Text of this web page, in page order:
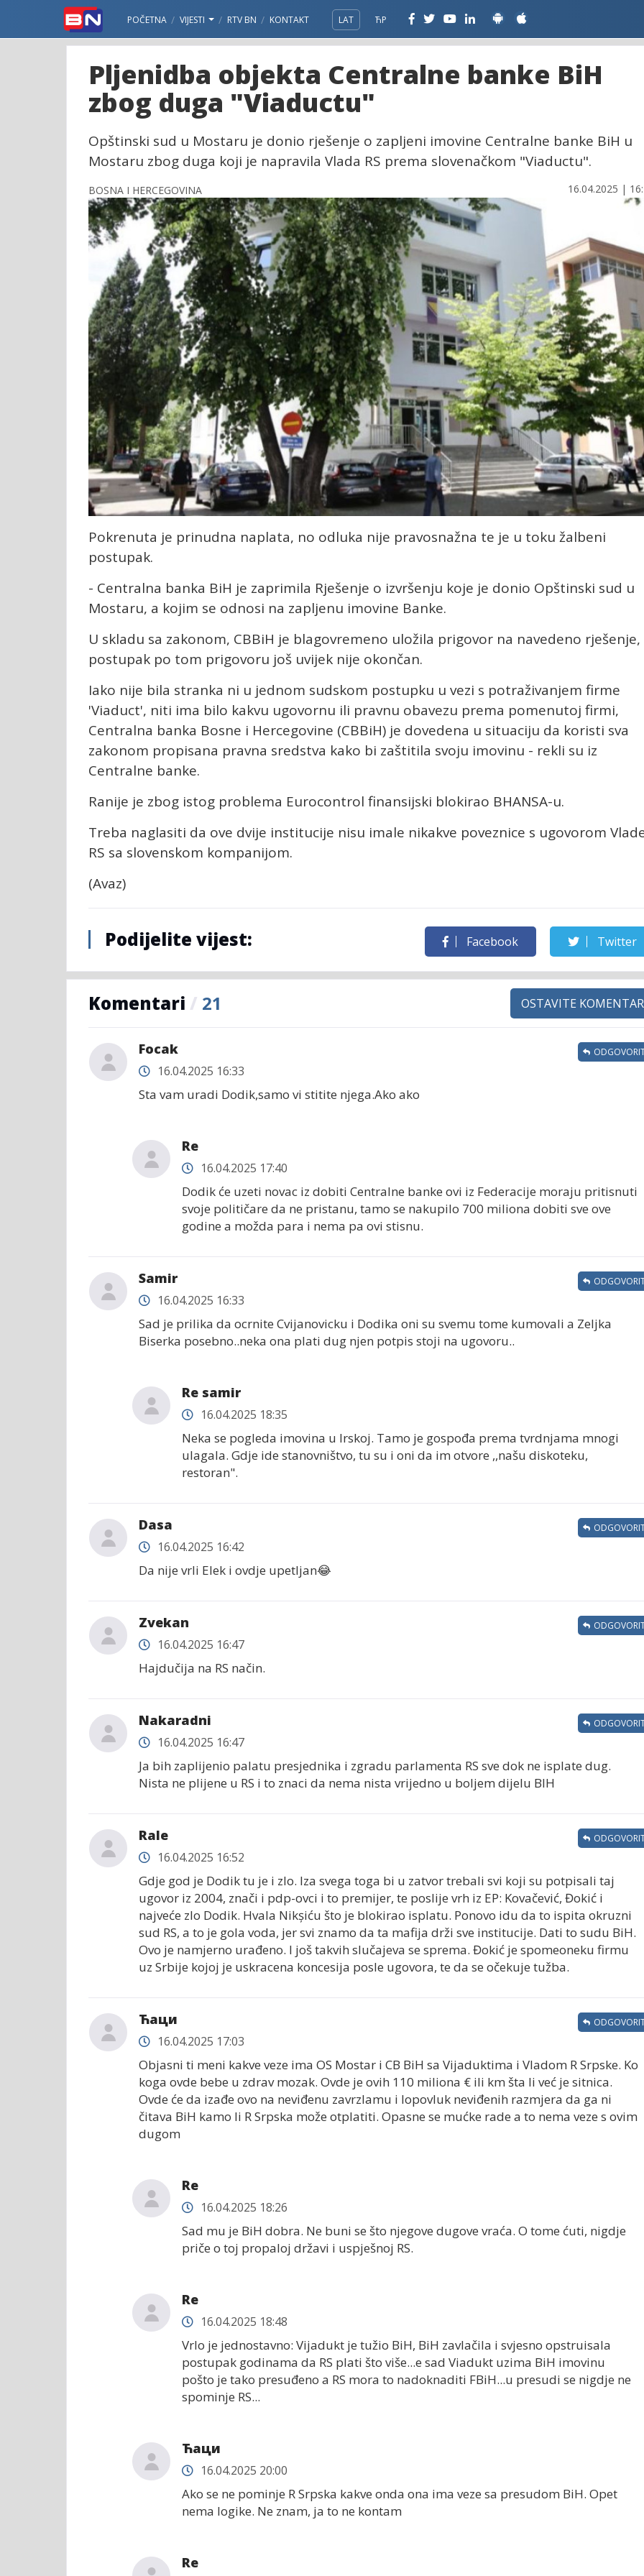
POČETNA VIJESTI RTV BN KONTAKT LAT ЋР
Pljenidba objekta Centralne banke BiH
zbog duga "Viaductu"
Opštinski sud u Mostaru je donio rješenje o zapljeni imovine Centralne banke BiH u
Mostaru zbog duga koji je napravila Vlada RS prema slovenačkom "Viaductu".
BOSNA I HERCEGOVINA 16.04.2025 |
Pokrenuta je prinudna naplata, no odluka nije pravosnažna te je u toku žalbeni
postupak.
- Centralna banka BiH je zaprimila Rješenje o izvršenju koje je donio Opštinski sud u
Mostaru, a kojim se odnosi na zapljenu imovine Banke.
U skladu sa zakonom, CBBiH je blagovremeno uložila prigovor na navedeno rješenje,
postupak po tom prigovoru još uvijek nije okončan.
Iako nije bila stranka ni u jednom sudskom postupku u vezi s potraživanjem firme
'Viaduct', niti ima bilo kakvu ugovornu ili pravnu obavezu prema pomenutoj firmi,
Centralna banka Bosne i Hercegovine (CBBiH) je dovedena u situaciju da koristi sva
zakonom propisana pravna sredstva kako bi zaštitila svoju imovinu - rekli su iz
Centralne banke.
Ranije je zbog istog problema Eurocontrol finansijski blokirao BHANSA-u.
Treba naglasiti da ove dvije institucije nisu imale nikakve poveznice s ugovorom
RS sa slovenskom kompanijom.
(Avaz)
Podijelite vijest: Facebook Twitter
Komentari / 21 OSTAVITE KOMENTAR
Focak
16.04.2025 16:33
Sta vam uradi Dodik,samo vi stitite njega.Ako ako
Re
16.04.2025 17:40
Dodik će uzeti novac iz dobiti Centralne banke ovi iz Federacije moraju pritisnuti
svoje političare da ne pristanu, tamo se nakupilo 700 miliona dobiti sve ove
godine a možda para i nema pa ovi stisnu.
Samir
16.04.2025 16:33
Sad je prilika da ocrnite Cvijanovicku i Dodika oni su svemu tome kumovali a Zeljka
Biserka posebno..neka ona plati dug njen potpis stoji na ugovoru..
Re samir
16.04.2025 18:35
Neka se pogleda imovina u Irskoj. Tamo je gospođa prema tvrdnjama mnogi
ulagala. Gdje ide stanovništvo, tu su i oni da im otvore ,,našu diskoteku,
restoran".
Dasa
16.04.2025 16:42
Da nije vrli Elek i ovdje upetljan😂
Zvekan
16.04.2025 16:47
Hajdučija na RS način.
Nakaradni
16.04.2025 16:47
Ja bih zaplijenio palatu presjednika i zgradu parlamenta RS sve dok ne isplate dug.
Nista ne plijene u RS i to znaci da nema nista vrijedno u boljem dijelu BIH
Rale
16.04.2025 16:52
Gdje god je Dodik tu je i zlo. Iza svega toga bi u zatvor trebali svi koji su potpisali taj
ugovor iz 2004, znači i pdp-ovci i to premijer, te poslije vrh iz EP: Kovačević, Đokić i
najveće zlo Dodik. Hvala Nikșiću što je blokirao isplatu. Ponovo idu da to ispita okruzni
sud RS, a to je gola voda, jer svi znamo da ta mafija drži sve institucije. Dati to sudu BiH.
Ovo je namjerno urađeno. I još takvih slučajeva se sprema. Đokić je spomeoneku firmu
uz Srbije kojoj je uskracena koncesija posle ugovora, te da se očekuje tužba.
Ћаци
16.04.2025 17:03
Objasni ti meni kakve veze ima OS Mostar i CB BiH sa Vijaduktima i Vladom R Srpske. Ko
koga ovde bebe u zdrav mozak. Ovde je ovih 110 miliona € ili km šta li već je sitnica.
Ovde će da izađe ovo na neviđenu zavrzlamu i lopovluk neviđenih razmjera da ga ni
čitava BiH kamo li R Srpska može otplatiti. Opasne se mućke rade a to nema veze s ovim
dugom
Re
16.04.2025 18:26
Sad mu je BiH dobra. Ne buni se što njegove dugove vraća. O tome ćuti, nigdje
priče o toj propaloj državi i uspješnoj RS.
Re
16.04.2025 18:48
Vrlo je jednostavno: Vijadukt je tužio BiH, BiH zavlačila i svjesno opstruisala
postupak godinama da RS plati što više...e sad Viadukt uzima BiH imovinu
pošto je tako presuđeno a RS mora to nadoknaditi FBiH...u presudi se nigdje ne
spominje RS...
Ћаци
16.04.2025 20:00
Ako se ne pominje R Srpska kakve onda ona ima veze sa presudom BiH. Opet
nema logike. Ne znam, ja to ne kontam
Re